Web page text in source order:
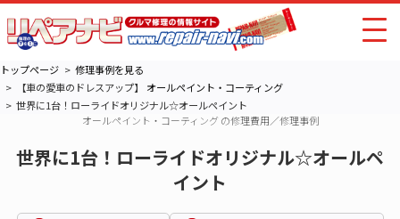
トップページ
修理事例を見る
【車の愛車のドレスアップ】 オールペイント・コーティング
世界に1台！ローライドオリジナル☆オールペイント
オールペイント・コーティング の修理費用／修理事例
世界に1台！ローライドオリジナル☆オールペ
イント